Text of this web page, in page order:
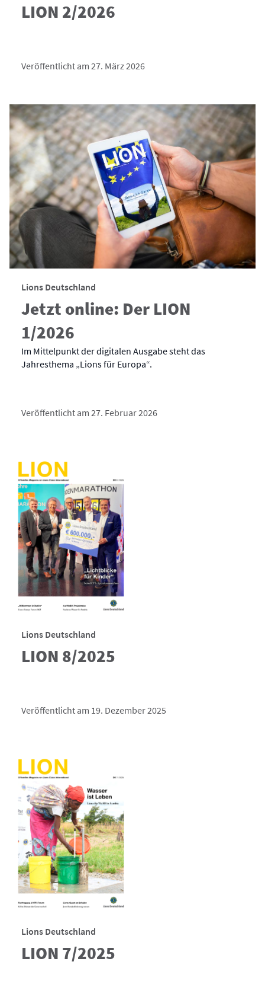
LION 2/2026
Veröffentlicht am 27. März 2026
Lions Deutschland
Jetzt online: Der LION
1/2026
Im Mittelpunkt der digitalen Ausgabe steht das
Jahresthema „Lions für Europa“.
Veröffentlicht am 27. Februar 2026
Lions Deutschland
LION 8/2025
Veröffentlicht am 19. Dezember 2025
Lions Deutschland
LION 7/2025